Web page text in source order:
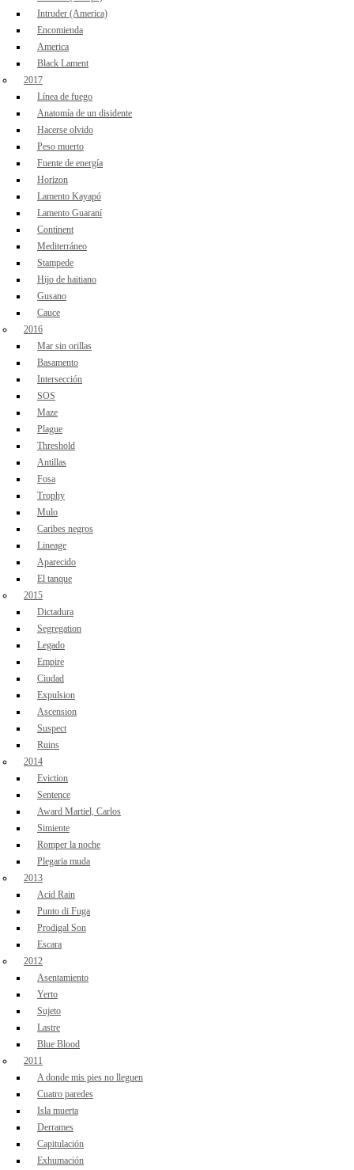
Intruder (America)
Encomienda
America
Black Lament
2017
Línea de fuego
Anatomía de un disidente
Hacerse olvido
Peso muerto
Fuente de energía
Horizon
Lamento Kayapó
Lamento Guaraní
Continent
Mediterráneo
Stampede
Hijo de haitiano
Gusano
Cauce
2016
Mar sin orillas
Basamento
Intersección
SOS
Maze
Plague
Threshold
Antillas
Fosa
Trophy
Mulo
Caribes negros
Lineage
Aparecido
El tanque
2015
Dictadura
Segregation
Legado
Empire
Ciudad
Expulsion
Ascension
Suspect
Ruins
2014
Eviction
Sentence
Award Martiel, Carlos
Simiente
Romper la noche
Plegaria muda
2013
Acid Rain
Punto di Fuga
Prodigal Son
Escara
2012
Asentamiento
Yerto
Sujeto
Lastre
Blue Blood
2011
A donde mis pies no lleguen
Cuatro paredes
Isla muerta
Derrames
Capitulación
Exhumación